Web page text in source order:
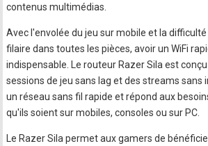
contenus multimédias.
Avec l'envolée du jeu sur mobile et la
filaire dans toutes les pièces, avoir un WiFi
indispensable. Le routeur Razer Sila est
sessions de jeu sans lag et des streams sans
un réseau sans fil rapide et répond aux
qu'ils soient sur mobiles, consoles ou sur PC.
Le Razer Sila permet aux gamers de